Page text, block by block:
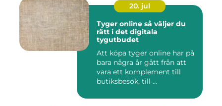
20. jul
Tyger online så väljer du
rätt i det digitala
tygutbudet
Att köpa tyger online har på
bara några år gått från att
vara ett komplement till
butiksbesök, till ...